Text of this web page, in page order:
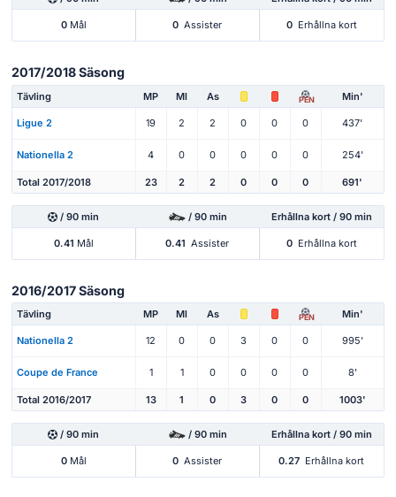
0Mål 0 Assister 0 Erhållna kort
2017/2018 Säsong
Tävling MP Ml As PEN Min'
Ligue 2 19 2 2 0 0 0 437'
Nationella 2 4 0 0 0 0 0 254'
Total 2017/2018 23 2 2 0 0 0 691'
/ 90 min / 90 min Erhållna kort / 90 min
0.41 Mål 0.41 Assister 0 Erhållna kort
2016/2017 Säsong
Tävling MP Ml As PEN Min'
Nationella 2 12 0 0 3 0 0 995'
Coupe de France 1 1 0 0 0 0 8'
Total 2016/2017 13 1 0 3 0 0 1003'
/ 90 min / 90 min Erhållna kort / 90 min
0Mål 0 Assister 0.27 Erhållna kort